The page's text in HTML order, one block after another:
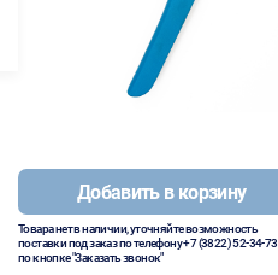
Добавить в корзину
Товара нет в наличии, уточняйте возможность
поставки под заказ по телефону+7 (3822) 52-34-73
по кнопке "Заказать звонок"